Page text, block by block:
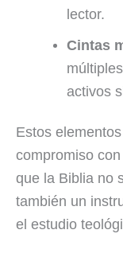
lector.
Cintas
activos
Estos
compromiso
que la Biblia no
también un
el estudio